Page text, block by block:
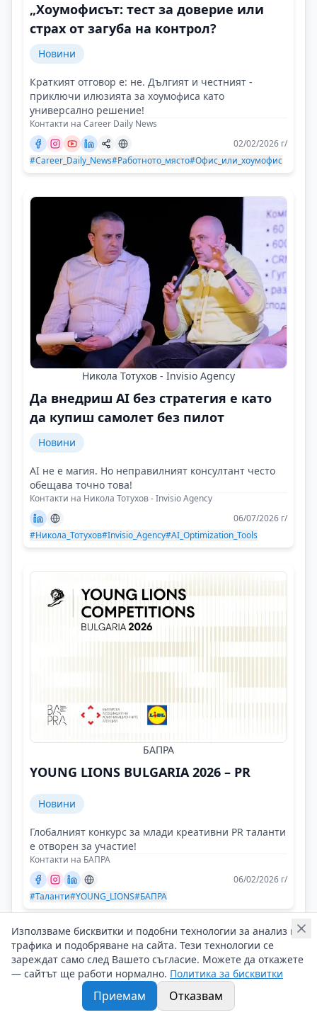
„Хоумофисът: тест за доверие или
страх от загуба на контрол?
Новини
Краткият отговор е: не. Дългият и честният -
приключи илюзията за хоумофиса като
универсално решение!
Контакти на Career Daily News
02/02/2026 г/
#Career_Daily_News#Работното_място#Офис_или_хоумофис
Никола Тотухов - Invisio Agency
Да внедриш AI без стратегия е като
да купиш самолет без пилот
Новини
AI не е магия. Но неправилният консултант често
обещава точно това!
Контакти на Никола Тотухов - Invisio Agency
06/07/2026 г/
#Никола_Тотухов#Invisio_Agency#AI_Optimization_Tools
БАПРА
YOUNG LIONS BULGARIA 2026 – PR
Новини
Глобалният конкурс за млади креативни PR таланти
е отворен за участие!
Контакти на БАПРА
06/02/2026 г/
#Таланти#YOUNG_LIONS#БАПРА
Използваме бисквитки и подобни технологии за анализ на
трафика и подобряване на сайта. Тези технологии се
зареждат само след Вашето съгласие. Можете да откажете
— сайтът ще работи нормално. Политика за бисквитки
Приемам Отказвам